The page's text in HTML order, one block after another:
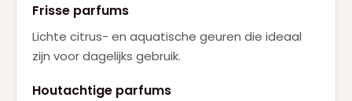
Frisse parfums
Lichte citrus- en aquatische geuren die ideaal
zijn voor dagelijks gebruik.
Houtachtige parfums